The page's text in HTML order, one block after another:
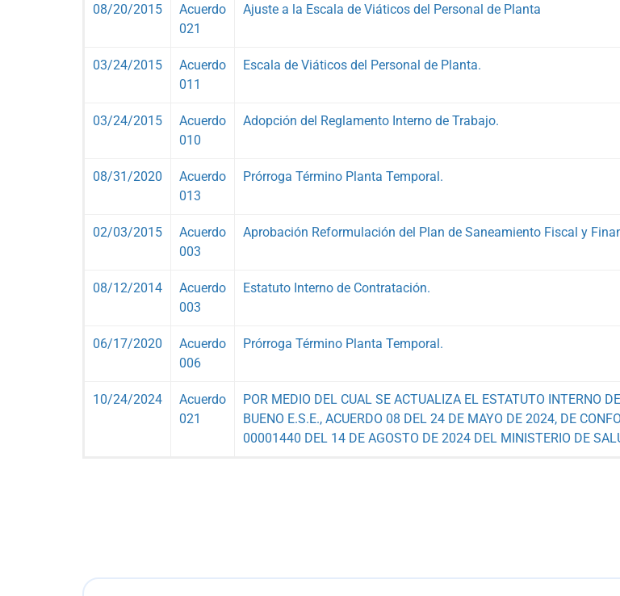
08/20/2015
Acuerdo
021
Ajuste a la Escala de Viáticos del Personal de Planta
03/24/2015
Acuerdo
011
Escala de Viáticos del Personal de Planta.
03/24/2015
Acuerdo
010
Adopción del Reglamento Interno de Trabajo.
08/31/2020
Acuerdo
013
Prórroga Término Planta Temporal.
02/03/2015
Acuerdo
003
Aprobación Reformulación del Plan de Saneamiento Fiscal y
08/12/2014
Acuerdo
003
Estatuto Interno de Contratación.
06/17/2020
Acuerdo
006
Prórroga Término Planta Temporal.
10/24/2024
Acuerdo
021
POR MEDIO DEL CUAL SE ACTUALIZA EL ESTATUTO INTERNO
BUENO E.S.E., ACUERDO 08 DEL 24 DE MAYO DE 2024, DE
00001440 DEL 14 DE AGOSTO DE 2024 DEL MINISTERIO DE